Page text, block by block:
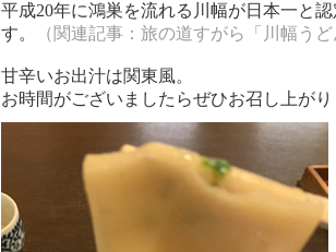
平成20年に鴻巣を流れる川幅が日本一と
す。
（関連記事：旅の道すがら「川幅う
甘辛いお出汁は関東風。
お時間がございましたらぜひお召し上がり